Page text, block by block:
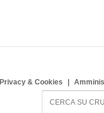
Privacy & Cookies